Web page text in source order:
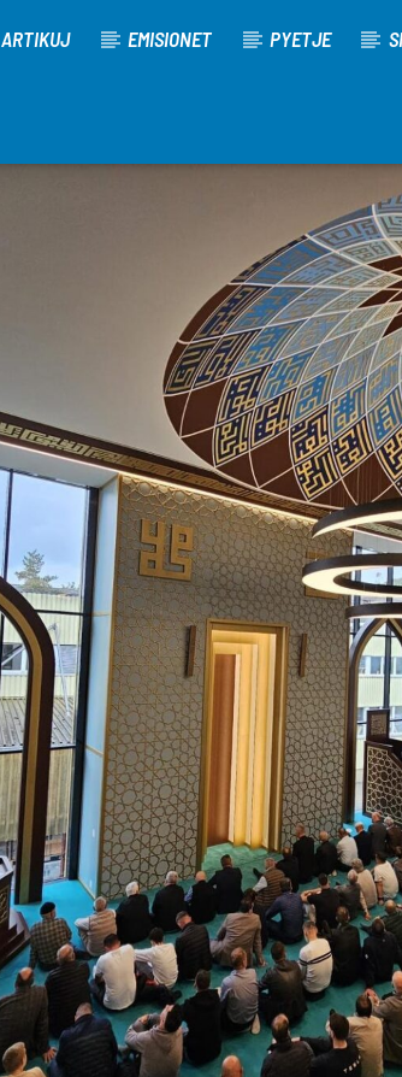
ARTIKUJ EMISIONET PYETJE